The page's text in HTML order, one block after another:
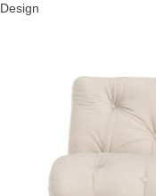
Design